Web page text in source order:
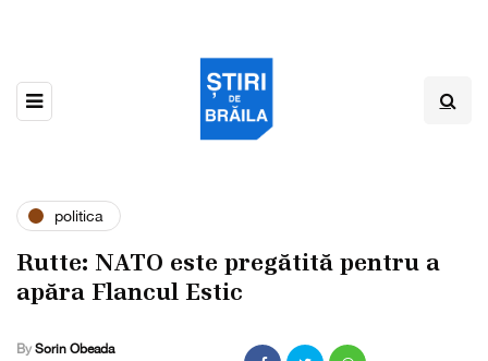
politica
Rutte: NATO este pregătită pentru a
apăra Flancul Estic
By Sorin Obeada